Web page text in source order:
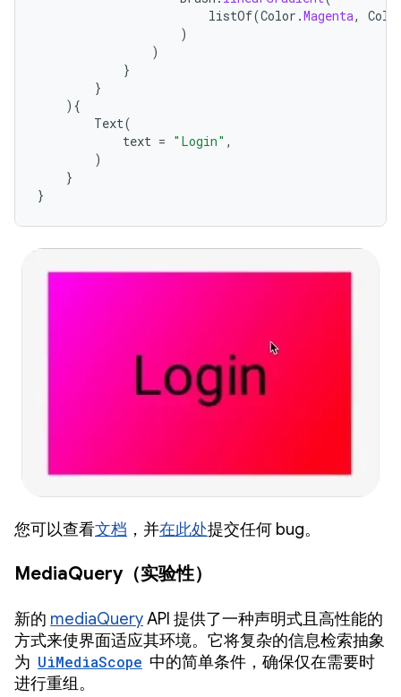
listOf(Color .Magenta,
)
)
}
}
){
Text(
text = "Login" ,
)
}
}
您可以查看文档 ，并在此处提交任何 bug。
MediaQuery（实验性）
新的 mediaQueryAPI 提供了一种声明式且高性能的
方式来使界面适应其环境。它将复杂的信息检索抽象
为 UiMediaScope 中的简单条件，确保仅在需要时
进行重组。